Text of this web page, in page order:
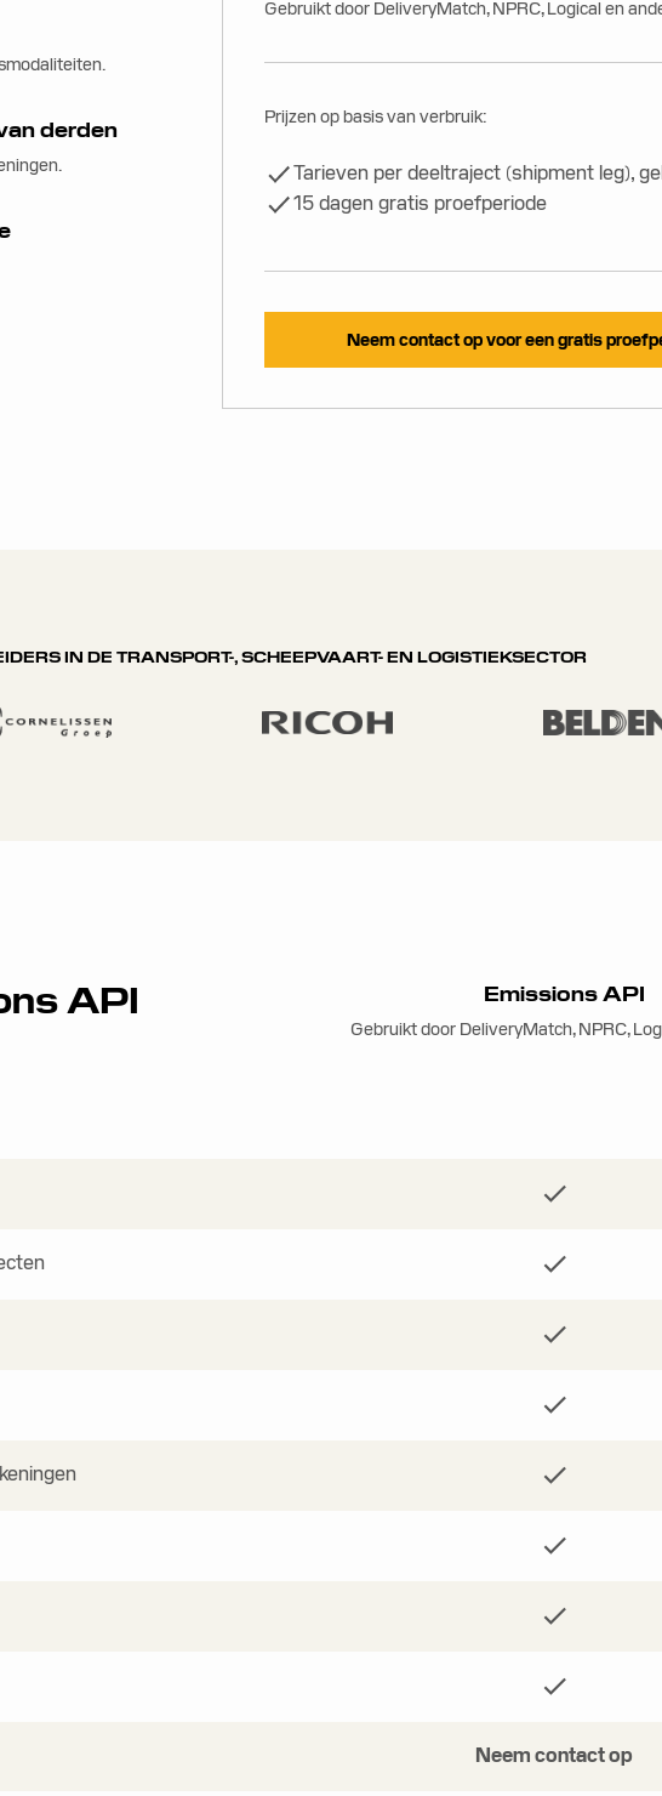
derden
Gebruikt door DeliveryMatch, NPRC, Logical en
Prijzen op basis van verbruik:
Tarieven per deeltraject (shipment leg),
15 dagen gratis proefperiode
Neem contact op voor een gratis
IN DE TRANSPORT-, SCHEEPVAART- EN LOGISTIEKSECTOR
API Emissions API
Gebruikt door DeliveryMatch, NPRC,
Neem contact op